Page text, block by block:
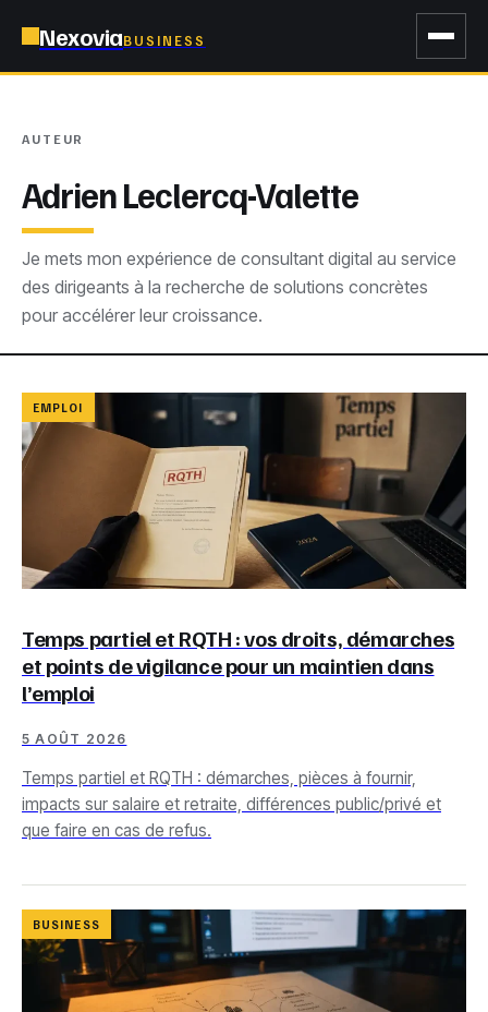
NexoviaBUSINESS
AUTEUR
Adrien Leclercq-Valette
Je mets mon expérience de consultant digital au service
des dirigeants à la recherche de solutions concrètes
pour accélérer leur croissance.
EMPLOI
Temps partiel et RQTH : vos droits, démarches
et points de vigilance pour un maintien dans
l’emploi
5 AOÛT 2026
Temps partiel et RQTH : démarches, pièces à fournir,
impacts sur salaire et retraite, différences public/privé et
que faire en cas de refus.
BUSINESS